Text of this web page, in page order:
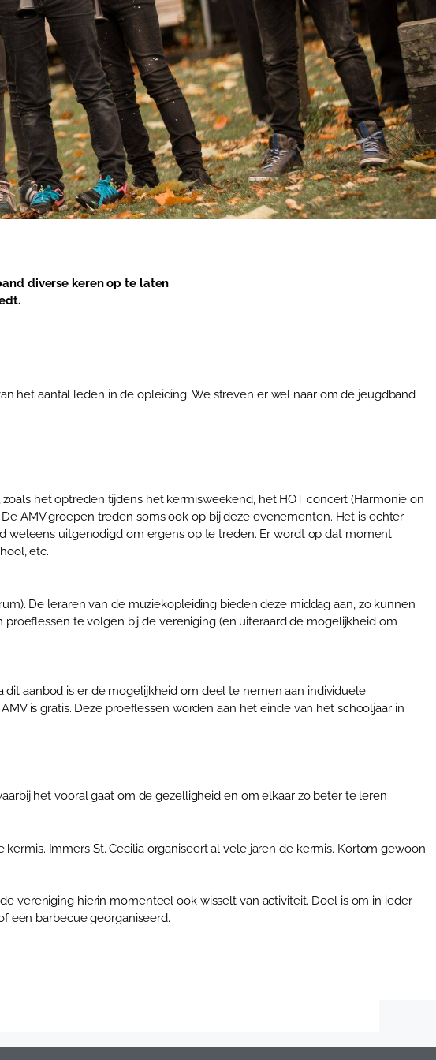
diverse keren op te laten
het aantal leden in de opleiding. We streven er wel naar om de jeugdband
het optreden tijdens het kermisweekend, het HOT concert (Harmonie on
AMV groepen treden soms ook op bij deze evenementen. Het is echter
weleens uitgenodigd om ergens op te treden. Er wordt op dat moment
etc..
De leraren van de muziekopleiding bieden deze middag aan, zo kunnen
te volgen bij de vereniging (en uiteraard de mogelijkheid om
dit aanbod is er de mogelijkheid om deel te nemen aan individuele
is gratis. Deze proeflessen worden aan het einde van het schooljaar in
het vooral gaat om de gezelligheid en om elkaar zo beter te leren
Immers St. Cecilia organiseert al vele jaren de kermis. Kortom gewoon
vereniging hierin momenteel ook wisselt van activiteit. Doel is om in ieder
een barbecue georganiseerd.